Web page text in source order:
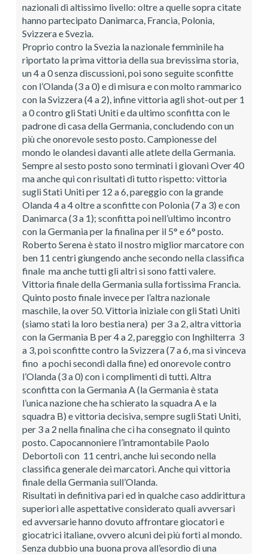
nazionali di altissimo livello: oltre a quelle sopra citate
hanno partecipato Danimarca, Francia, Polonia,
Svizzera e Svezia.
Proprio contro la Svezia la nazionale femminile ha
riportato la prima vittoria della sua brevissima storia,
un 4 a 0 senza discussioni, poi sono seguite sconfitte
con l’Olanda (3 a 0) e di misura e con molto rammarico
con la Svizzera (4 a 2), infine vittoria agli shot-out per 1
a 0 contro gli Stati Uniti e da ultimo sconfitta con le
padrone di casa della Germania, concludendo con un
più che onorevole sesto posto. Campionesse del
mondo le olandesi davanti alle atlete della Germania.
Sempre al sesto posto sono terminati i giovani Over 40
ma anche qui con risultati di tutto rispetto: vittoria
sugli Stati Uniti per 12 a 6, pareggio con la grande
Olanda 4 a 4 oltre a sconfitte con Polonia (7 a 3) e con
Danimarca (3 a 1); sconfitta poi nell’ultimo incontro
con la Germania per la finalina per il 5° e 6° posto.
Roberto Serena è stato il nostro miglior marcatore con
ben 11 centri giungendo anche secondo nella classifica
finale ma anche tutti gli altri si sono fatti valere.
Vittoria finale della Germania sulla fortissima Francia.
Quinto posto finale invece per l’altra nazionale
maschile, la over 50. Vittoria iniziale con gli Stati Uniti
(siamo stati la loro bestia nera) per 3 a 2, altra vittoria
con la Germania B per 4 a 2, pareggio con Inghilterra 3
a 3, poi sconfitte contro la Svizzera (7 a 6, ma si vinceva
fino a pochi secondi dalla fine) ed onorevole contro
l’Olanda (3 a 0) con i complimenti di tutti. Altra
sconfitta con la Germania A (la Germania è stata
l’unica nazione che ha schierato la squadra A e la
squadra B) e vittoria decisiva, sempre sugli Stati Uniti,
per 3 a 2 nella finalina che ci ha consegnato il quinto
posto. Capocannoniere l’intramontabile Paolo
Debortoli con 11 centri, anche lui secondo nella
classifica generale dei marcatori. Anche qui vittoria
finale della Germania sull’Olanda.
Risultati in definitiva pari ed in qualche caso addirittura
superiori alle aspettative considerato quali avversari
ed avversarie hanno dovuto affrontare giocatori e
giocatrici italiane, ovvero alcuni dei più forti al mondo.
Senza dubbio una buona prova all’esordio di una